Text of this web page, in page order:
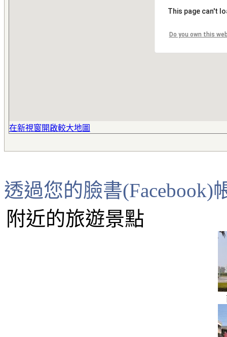
This page can't
Do you own this
在新視窗開啟較大地圖
透過您的臉書
附近的旅遊景點